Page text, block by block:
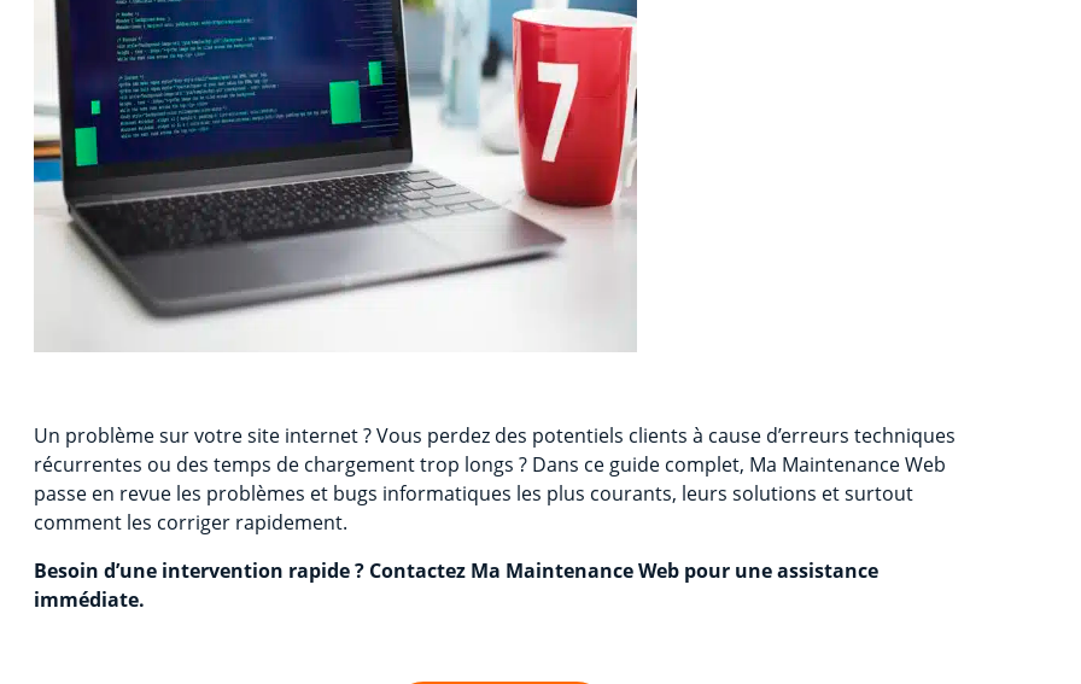
Un problème sur votre site internet ? Vous perdez des potentiels clients à cause d’erreurs techniques
récurrentes ou des temps de chargement trop longs ? Dans ce guide complet, Ma Maintenance Web
passe en revue les problèmes et bugs informatiques les plus courants, leurs solutions et surtout
comment les corriger rapidement.
Besoin d’une intervention rapide ? Contactez Ma Maintenance Web pour une assistance
immédiate.